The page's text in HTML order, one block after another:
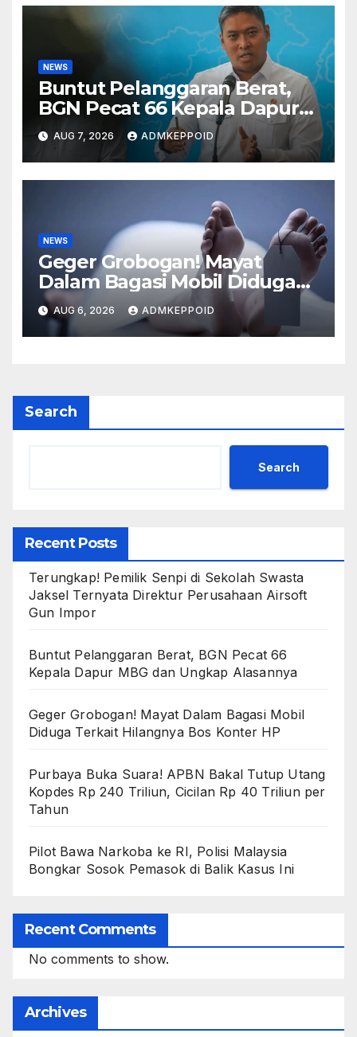
NEWS
Buntut Pelanggaran Berat,
BGN Pecat 66 Kepala Dapur
MBG dan Ungkap Alasannya
AUG 7, 2026 ADMKEPPOID
NEWS
Geger Grobogan! Mayat
Dalam Bagasi Mobil Diduga
Terkait Hilangnya Bos Konter
HP
AUG 6, 2026 ADMKEPPOID
Search
Search
Recent Posts
Terungkap! Pemilik Senpi di Sekolah Swasta
Jaksel Ternyata Direktur Perusahaan Airsoft
Gun Impor
Buntut Pelanggaran Berat, BGN Pecat 66
Kepala Dapur MBG dan Ungkap Alasannya
Geger Grobogan! Mayat Dalam Bagasi Mobil
Diduga Terkait Hilangnya Bos Konter HP
Purbaya Buka Suara! APBN Bakal Tutup Utang
Kopdes Rp 240 Triliun, Cicilan Rp 40 Triliun per
Tahun
Pilot Bawa Narkoba ke RI, Polisi Malaysia
Bongkar Sosok Pemasok di Balik Kasus Ini
Recent Comments
No comments to show.
Archives